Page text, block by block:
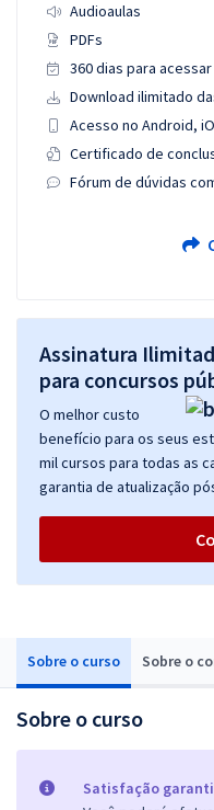
Sobre o curso Sobre o
Sobre o curso
Satisfação
Audioaulas
PDFs
360 dias para acessar
Download ilimitado
Acesso no Android,
Certificado de
Fórum de dúvidas
Assinatura
para concursos
O melhor custo
benefício para os seus
mil cursos para todas as
garantia de atualização